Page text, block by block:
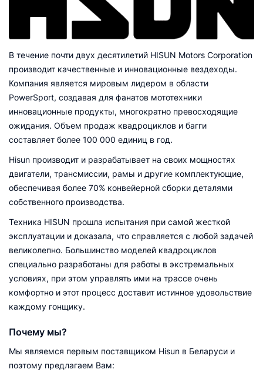
В течение почти двух десятилетий HISUN Motors Corporation
производит качественные и инновационные вездеходы.
Компания является мировым лидером в области
PowerSport, создавая для фанатов мототехники
инновационные продукты, многократно превосходящие
ожидания. Объем продаж квадроциклов и багги
составляет более 100 000 единиц в год.
Hisun производит и разрабатывает на своих мощностях
двигатели, трансмиссии, рамы и другие комплектующие,
обеспечивая более 70% конвейерной сборки деталями
собственного производства.
Техника HISUN прошла испытания при самой жесткой
эксплуатации и доказала, что справляется с любой задачей
великолепно. Большинство моделей квадроциклов
специально разработаны для работы в экстремальных
условиях, при этом управлять ими на трассе очень
комфортно и этот процесс доставит истинное удовольствие
каждому гонщику.
Почему мы?
Мы являемся первым поставщиком Hisun в Беларуси и
поэтому предлагаем Вам: